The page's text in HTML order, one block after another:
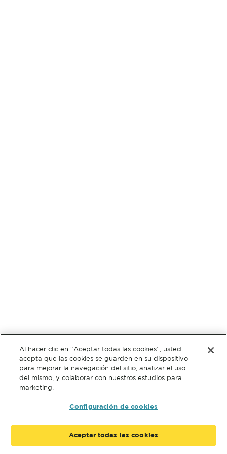
Al hacer clic en “Aceptar todas las cookies”, usted
acepta que las cookies se guarden en su dispositivo
para mejorar la navegación del sitio, analizar el uso
del mismo, y colaborar con nuestros estudios para
marketing.
Configuración de cookies
Aceptar todas las cookies